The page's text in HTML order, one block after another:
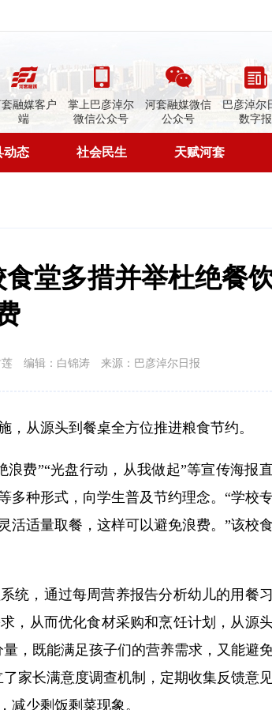
融媒客户
端
掌上巴彦淖尔
微信公众号
河套融媒微信
公众号
巴彦淖尔
数字报
动态 社会民生 天赋河套
堂多措并举杜绝餐
编辑：白锦涛 来源：巴彦淖尔日报
从源头到餐桌全方位推进粮食节约。
费”“光盘行动，从我做起”等宣传海报
多种形式，向学生普及节约理念。“学校
活适量取餐，这样可以避免浪费。”该校
统，通过每周营养报告分析幼儿的用餐
，从而优化食材采购和烹饪计划，从源
，既能满足孩子们的营养需求，又能避
家长满意度调查机制，定期收集反馈意见
减少剩饭剩菜现象。